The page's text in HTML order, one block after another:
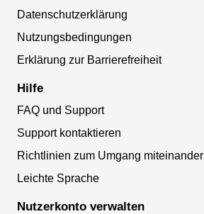
Datenschutzerklärung
Nutzungsbedingungen
Erklärung zur Barrierefreiheit
Hilfe
FAQ und Support
Support kontaktieren
Richtlinien zum Umgang miteinander
Leichte Sprache
Nutzerkonto verwalten